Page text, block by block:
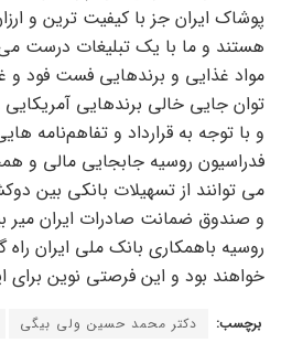
پوشاک ایران جز با کیفیت ترین و
هستند و ما با یک تبلیغات درست می
مواد غذایی و برندهایی فست فود و
توان جایی خالی برندهایی آمریکایی
و با توجه به قرارداد و تفاهم‌نامه
فدراسیون روسیه جابجایی مالی و
می توانند از تسهیلات بانکی بین
و صندوق ضمانت صادرات ایران میر
روسیه باهمکاری بانک ملی ایران
خواهند بود و این فرصتی نوین برای
برچسب: دکتر محمد حسین ولی بیگی